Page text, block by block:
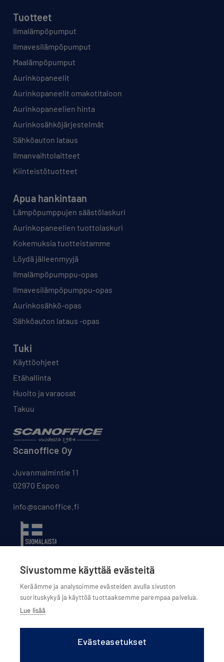
Tuotteet
Ilmalämpöpumput
Ilmavesilämpöpumput
Maalämpöpumput
Aurinkopaneelit
Aurinkopaneelit omakotitaloon
Aurinkopaneelien hinta
Aurinkosähköjärjestelmät
Sähköauton lataus
Ilmanvaihtolaitteet
Kiinteistötuotteet
Apua hankintaan
Lämpöpumppujen säästölaskuri
Aurinkopaneelien tuottolaskuri
Kokemuksia tuotteistamme
Löydä jälleenmyyjä
Ilmalämpöpumppu-opas
Ilmavesilämpöpumppu-opas
Aurinkosähkö-opas
Sähköauton lataus -opas
Tuki
Käyttöohjeet
Etähallinta
Huolto ja varaosat
Takuu
Scanoffice Oy
Juvanmalmintie 11
02970 Espoo
info@scanoffice.fi
Sivustomme käyttää evästeitä
Keräämme ja analysoimme evästeiden avulla sivuston
suorituskykyä ja käyttöä tuottaaksemme parempaa palvelua.
Lue lisää
Evästeasetukset